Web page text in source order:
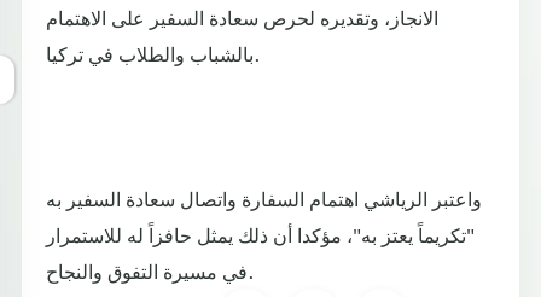
الانجاز، وتقديره لحرص سعادة السفير على الاهتمام
بالشباب والطلاب في تركيا.
واعتبر الرياشي اهتمام السفارة واتصال سعادة السفير به
"تكريماً يعتز به"، مؤكدا أن ذلك يمثل حافزاً له للاستمرار
في مسيرة التفوق والنجاح.